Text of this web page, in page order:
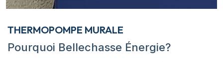
THERMOPOMPE MURALE
Pourquoi Bellechasse Énergie?